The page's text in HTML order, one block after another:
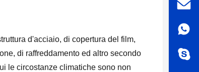
d'acciaio, di copertura del film,
di raffreddamento ed altro secondo
le circostanze climatiche sono non